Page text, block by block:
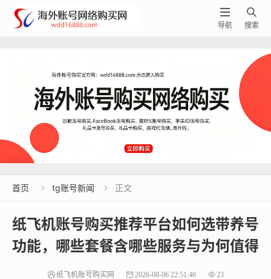

搜索

导航
首页  tg账号新闻  正文
纸飞机账号购买推荐平台如何选带养号
功能，哪些套餐含哪些服务与为何值得
纸飞机账号购买网 2026-08-06 22:51:46 23